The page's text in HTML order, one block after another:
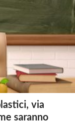
via
saranno